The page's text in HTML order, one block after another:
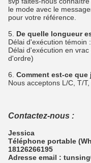
le mode avec le
pour votre référence.
5. De quelle longueur
Délai d'exécution témoin
Délai d'exécution en
d'ordre)
6. Comment est-ce que
Nous acceptons L/C, T/
Contactez-nous :
Jessica
Téléphone portable
18126266195
Adresse email :